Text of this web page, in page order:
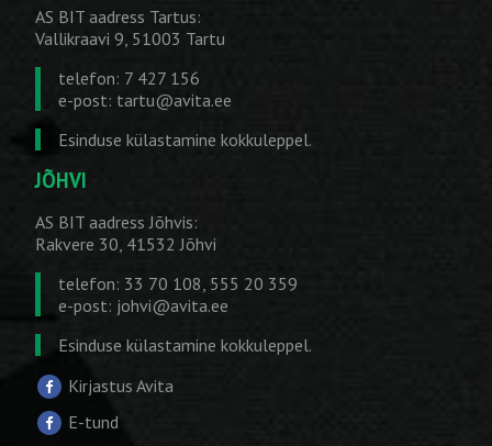
AS BIT aadress Tartus:
Vallikraavi 9, 51003 Tartu
telefon: 7 427 156
e-post: tartu@avita.ee
Esinduse külastamine kokkuleppel.
JÕHVI
AS BIT aadress Jõhvis:
Rakvere 30, 41532 Jõhvi
telefon: 33 70 108, 555 20 359
e-post: johvi@avita.ee
Esinduse külastamine kokkuleppel.
Kirjastus Avita
E-tund